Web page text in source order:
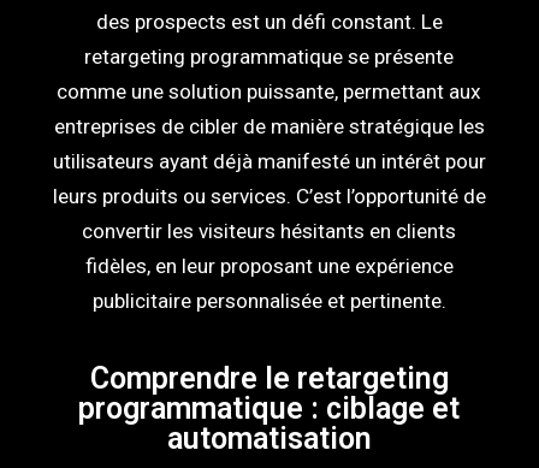
des prospects est un défi constant. Le
retargeting programmatique se présente
comme une solution puissante, permettant aux
entreprises de cibler de manière stratégique les
utilisateurs ayant déjà manifesté un intérêt pour
leurs produits ou services. C’est l’opportunité de
convertir les visiteurs hésitants en clients
fidèles, en leur proposant une expérience
publicitaire personnalisée et pertinente.
Comprendre le retargeting
programmatique : ciblage et
automatisation